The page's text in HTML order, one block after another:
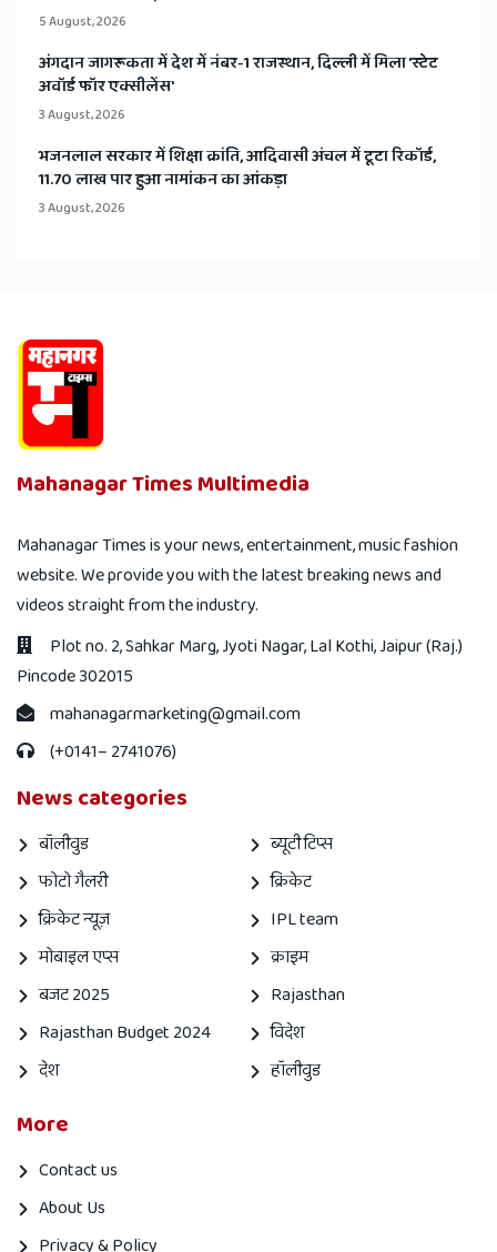
5 August, 2026
अंगदान जागरूकता में देश में नंबर-1 राजस्थान, दिल्ली में मिला 'स्टेट
अवॉर्ड फॉर एक्सीलेंस'
3 August, 2026
भजनलाल सरकार में शिक्षा क्रांति, आदिवासी अंचल में टूटा रिकॉर्ड,
11.70 लाख पार हुआ नामांकन का आंकड़ा
3 August, 2026
Mahanagar Times Multimedia
Mahanagar Times is your news, entertainment, music fashion
website. We provide you with the latest breaking news and
videos straight from the industry.
Plot no. 2, Sahkar Marg, Jyoti Nagar, Lal Kothi, Jaipur (Raj.)
Pincode 302015
mahanagarmarketing@gmail.com
(+0141– 2741076)
News categories
बॉलीवुड
ब्यूटी टिप्स
फोटो गैलरी
क्रिकेट
क्रिकेट न्यूज़
IPL team
मोबाइल एप्स
क्राइम
बजट 2025
Rajasthan
Rajasthan Budget 2024
विदेश
देश
हॉलीवुड
More
Contact us
About Us
Privacy & Policy